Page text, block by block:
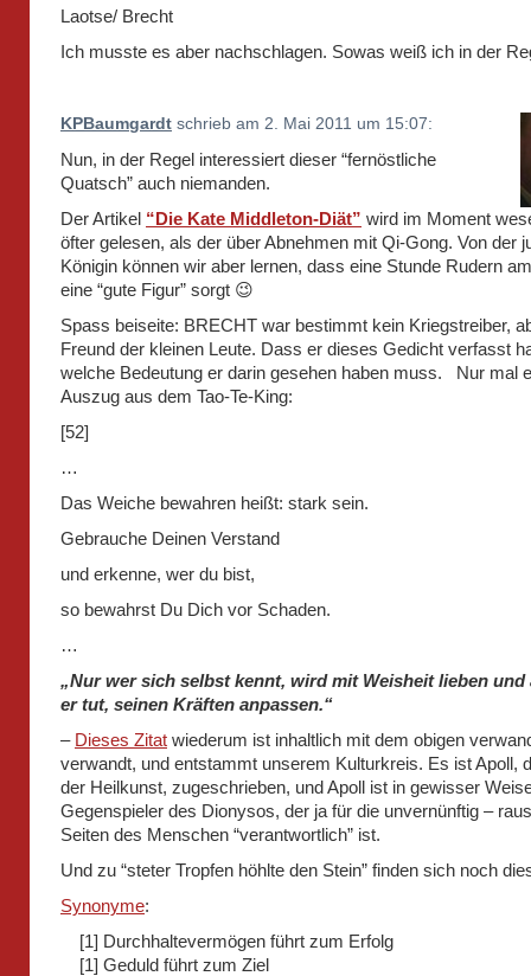
Laotse/ Brecht
Ich musste es aber nachschlagen. Sowas weiß ich in der
KPBaumgardt schrieb am 2. Mai 2011 um 15:07:
Nun, in der Regel interessiert dieser “fernöstliche
Quatsch” auch niemanden.
Der Artikel “Die Kate Middleton-Diät” wird im Moment
öfter gelesen, als der über Abnehmen mit Qi-Gong. Von der
Königin können wir aber lernen, dass eine Stunde Rudern
eine “gute Figur” sorgt 😉
Spass beiseite: BRECHT war bestimmt kein Kriegstreiber,
Freund der kleinen Leute. Dass er dieses Gedicht verfasst
welche Bedeutung er darin gesehen haben muss. Nur mal
Auszug aus dem Tao-Te-King:
[52]
…
Das Weiche bewahren heißt: stark sein.
Gebrauche Deinen Verstand
und erkenne, wer du bist,
so bewahrst Du Dich vor Schaden.
…
„Nur wer sich selbst kennt, wird mit Weisheit lieben und
er tut, seinen Kräften anpassen.“
– Dieses Zitat wiederum ist inhaltlich mit dem obigen
verwandt, und entstammt unserem Kulturkreis. Es ist Apoll,
der Heilkunst, zugeschrieben, und Apoll ist in gewisser
Gegenspieler des Dionysos, der ja für die unvernünftig –
Seiten des Menschen “verantwortlich” ist.
Und zu “steter Tropfen höhlte den Stein” finden sich noch
Synonyme:
[1] Durchhaltevermögen führt zum Erfolg
[1] Geduld führt zum Ziel